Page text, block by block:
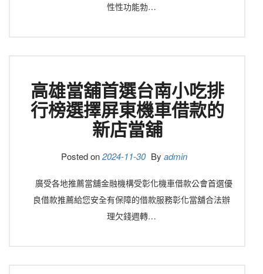
性性功能勃…
高雄當舖首選台南小吃排
行榜選擇屏東機車借款的
新店當舖
Posted on2024-11-30 By admin
廣受各地推薦當舖金融機構受彰化機車借款公會首選優
良借款推薦給您安全有保障的借款服務彰化當舖合法辦
理欠錢週轉…